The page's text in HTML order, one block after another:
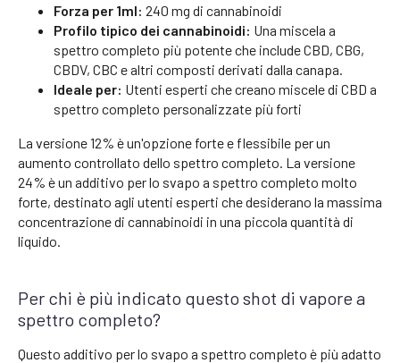
Forza per 1ml: 240 mg di cannabinoidi
Profilo tipico dei cannabinoidi: Una miscela a
spettro completo più potente che include CBD, CBG,
CBDV, CBC e altri composti derivati dalla canapa.
Ideale per: Utenti esperti che creano miscele di CBD a
spettro completo personalizzate più forti
La versione 12% è un'opzione forte e flessibile per un
aumento controllato dello spettro completo. La versione
24% è un additivo per lo svapo a spettro completo molto
forte, destinato agli utenti esperti che desiderano la massima
concentrazione di cannabinoidi in una piccola quantità di
liquido.
Per chi è più indicato questo shot di vapore a
spettro completo?
Questo additivo per lo svapo a spettro completo è più adatto